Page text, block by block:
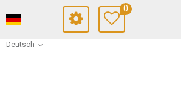
Deutsch
0